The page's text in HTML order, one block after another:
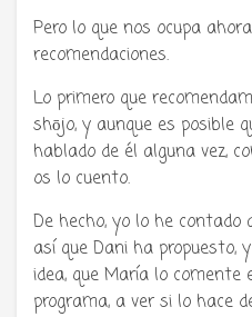
Pero lo que nos ocupa
recomendaciones.
Lo primero que
shōjo, y aunque es posible
hablado de él alguna vez,
os lo cuento.
De hecho, yo lo he
así que Dani ha propuesto,
idea, que María lo comente
programa, a ver si lo hace